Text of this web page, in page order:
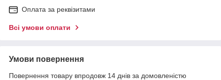
Оплата за реквізитами
Всі умови оплати
Умови повернення
Повернення товару впродовж 14 днів за домовленістю